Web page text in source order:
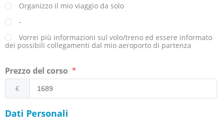
Organizzo il mio viaggio da solo
-
Vorrei più informazioni sul volo/treno ed essere informato
dei possibili collegamenti dal mio aeroporto di partenza
Prezzo del corso
€
Dati Personali